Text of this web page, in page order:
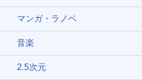
マンガ・ラノベ
音楽
2.5次元